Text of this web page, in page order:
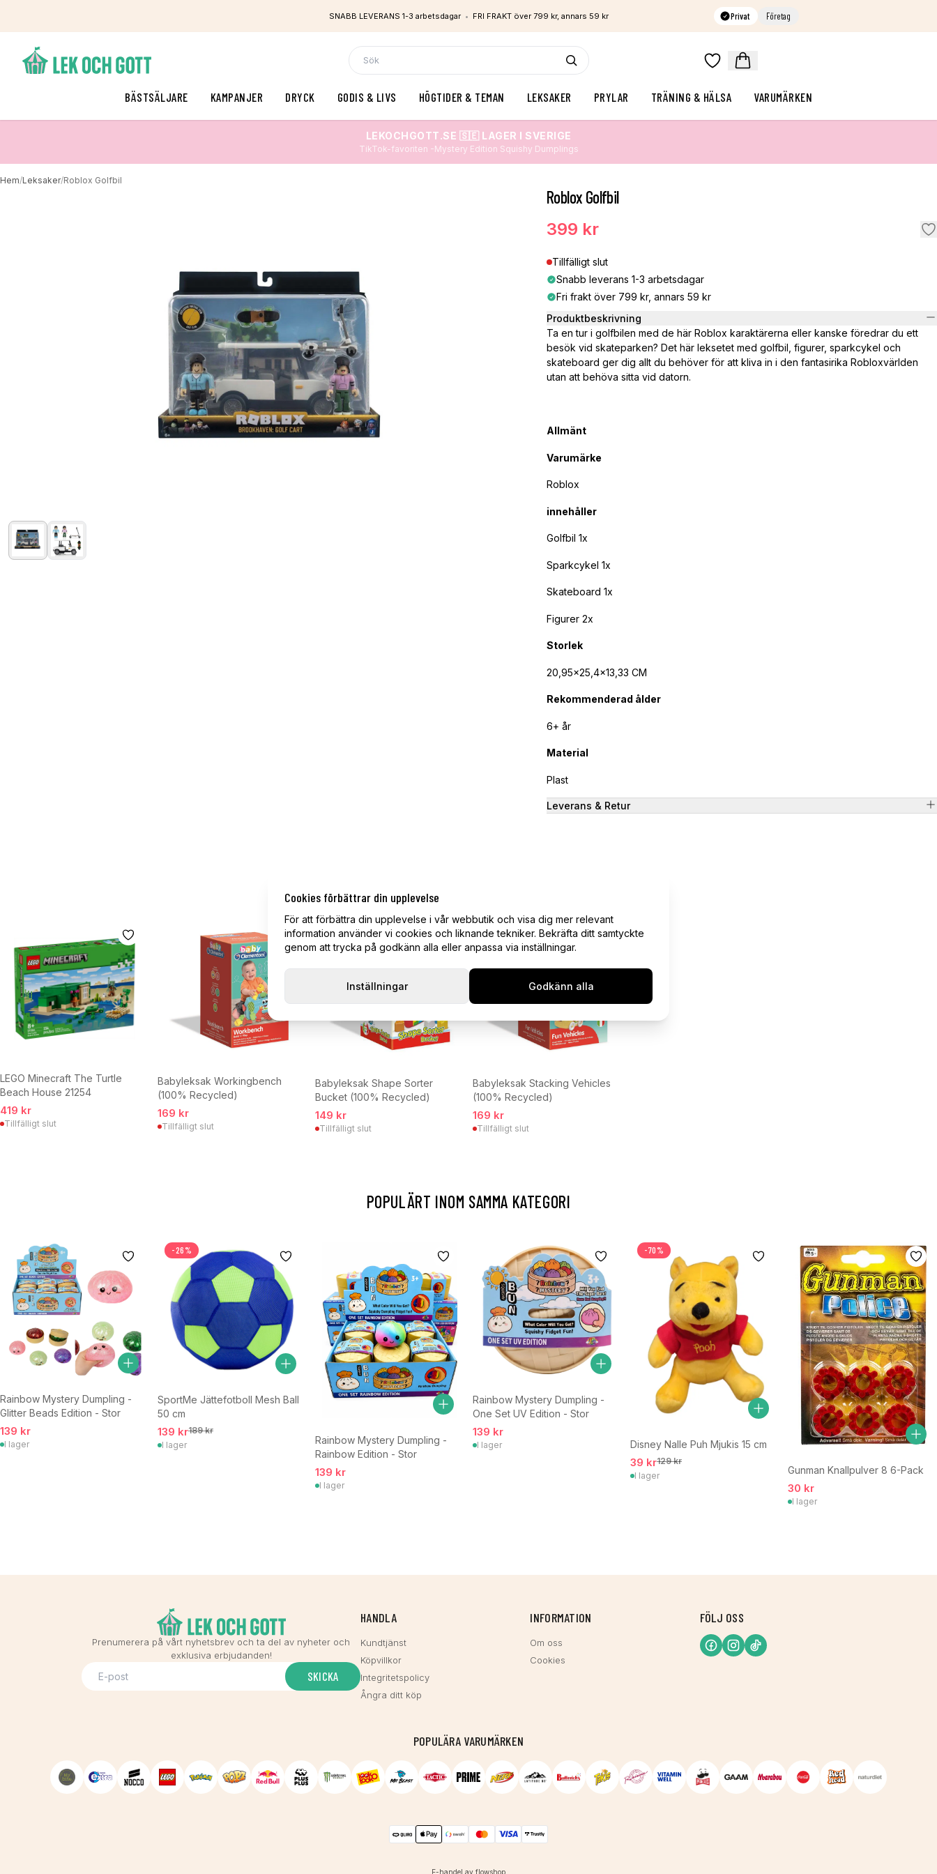
Cookies förbättrar din upplevelse
För att förbättra din upplevelse i vår webbutik och visa dig mer relevant
information använder vi cookies och liknande tekniker. Bekräfta ditt samtyckte
genom att trycka på godkänn alla eller anpassa via inställningar.
Inställningar Godkänn alla
SNABB LEVERANS 1-3 arbetsdagar • FRI FRAKT över 799 kr, annars 59 kr Privat Företag
BÄSTSÄLJARE KAMPANJER DRYCK GODIS & LIVS HÖGTIDER & TEMAN LEKSAKER PRYLAR TRÄNING & HÄLSA VARUMÄRKEN
LEKOCHGOTT.SE 🇸🇪 LAGER I SVERIGE
TikTok-favoriten -Mystery Edition Squishy Dumplings
Hem/Leksaker/Roblox Golfbil
Roblox Golfbil
399 kr
Tillfälligt slut
Snabb leverans 1-3 arbetsdagar
Fri frakt över 799 kr, annars 59 kr
Produktbeskrivning
Ta en tur i golfbilen med de här Roblox karaktärerna eller kanske föredrar du ett
besök vid skateparken? Det här leksetet med golfbil, figurer, sparkcykel och
skateboard ger dig allt du behöver för att kliva in i den fantasirika Robloxvärlden
utan att behöva sitta vid datorn.
Allmänt
Varumärke
Roblox
innehåller
Golfbil 1x
Sparkcykel 1x
Skateboard 1x
Figurer 2x
Storlek
20,95x25,4x13,33 CM
Rekommenderad ålder
6+ år
Material
Plast
Leverans & Retur
LEGO Minecraft The Turtle
Beach House 21254
419 kr
Tillfälligt slut
Babyleksak Workingbench
(100% Recycled)
169 kr
Tillfälligt slut
Babyleksak Shape Sorter
Bucket (100% Recycled)
149 kr
Tillfälligt slut
Babyleksak Stacking Vehicles
(100% Recycled)
169 kr
Tillfälligt slut
POPULÄRT INOM SAMMA KATEGORI
Rainbow Mystery Dumpling -
Glitter Beads Edition - Stor
139 kr
I lager
-26%
SportMe Jättefotboll Mesh Ball
50 cm
139 kr189 kr
I lager
Rainbow Mystery Dumpling -
Rainbow Edition - Stor
139 kr
I lager
Rainbow Mystery Dumpling -
One Set UV Edition - Stor
139 kr
I lager
-70%
Disney Nalle Puh Mjukis 15 cm
39 kr129 kr
I lager
Gunman Knallpulver 8 6-Pack
30 kr
I lager
Prenumerera på vårt nyhetsbrev och ta del av nyheter och
exklusiva erbjudanden!
SKICKA
HANDLA
Kundtjänst
Köpvillkor
Integritetspolicy
Ångra ditt köp
INFORMATION
Om oss
Cookies
FÖLJ OSS
POPULÄRA VARUMÄRKEN
E-handel av flowshop